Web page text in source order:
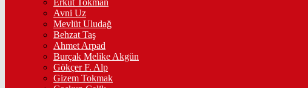
Erkut Tokman
Avni Uz
Mevlüt Uludağ
Behzat Taş
Ahmet Arpad
Burçak Melike Akgün
Gökçer F. Alp
Gizem Tokmak